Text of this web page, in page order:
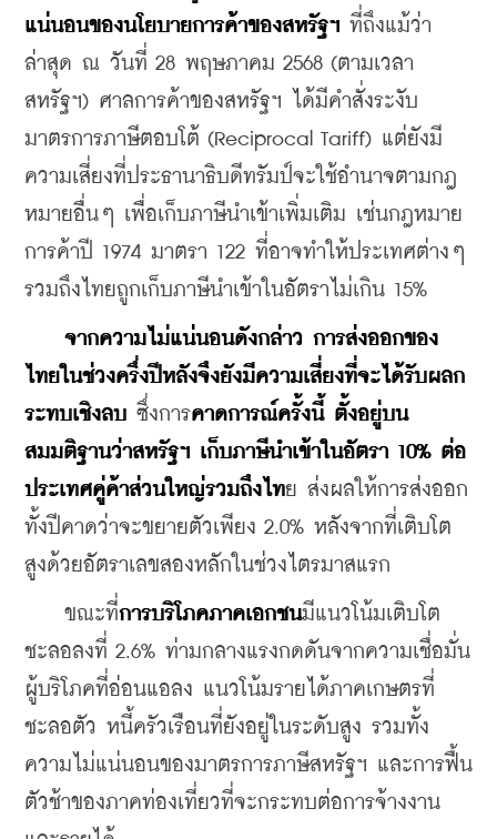
แน่นอนของนโยบายการค้าของสหรัฐฯ ที่ถึงแม้ว่า
ล่าสุด ณ วันที่ 28 พฤษภาคม 2568 (ตามเวลา
สหรัฐฯ) ศาลการค้าของสหรัฐฯ ได้มีคำสั่งระงับ
มาตรการภาษีตอบโต้ (Reciprocal Tariff) แต่ยังมี
ความเสี่ยงที่ประธานาธิบดีทรัมป์จะใช้อำนาจตามกฎ
หมายอื่นๆ เพื่อเก็บภาษีนำเข้าเพิ่มเติม เช่นกฎหมาย
การค้าปี 1974 มาตรา 122 ที่อาจทำให้ประเทศต่างๆ
รวมถึงไทยถูกเก็บภาษีนำเข้าในอัตราไม่เกิน 15%
จากความไม่แน่นอนดังกล่าว การส่งออกของ
ไทยในช่วงครึ่งปีหลังจึงยังมีความเสี่ยงที่จะได้รับผลก
ระทบเชิงลบ ซึ่งการคาดการณ์ครั้งนี้ ตั้งอยู่บน
สมมติฐานว่าสหรัฐฯ เก็บภาษีนำเข้าในอัตรา 10% ต่อ
ประเทศคู่ค้าส่วนใหญ่รวมถึงไทย ส่งผลให้การส่งออก
ทั้งปีคาดว่าจะขยายตัวเพียง 2.0% หลังจากที่เติบโต
สูงด้วยอัตราเลขสองหลักในช่วงไตรมาสแรก
ขณะที่การบริโภคภาคเอกชนมีแนวโน้มเติบโต
ชะลอลงที่ 2.6% ท่ามกลางแรงกดดันจากความเชื่อมั่น
ผู้บริโภคที่อ่อนแอลง แนวโน้มรายได้ภาคเกษตรที่
ชะลอตัว หนี้ครัวเรือนที่ยังอยู่ในระดับสูง รวมทั้ง
ความไม่แน่นอนของมาตรการภาษีสหรัฐฯ และการฟื้น
ตัวช้าของภาคท่องเที่ยวที่จะกระทบต่อการจ้างงาน